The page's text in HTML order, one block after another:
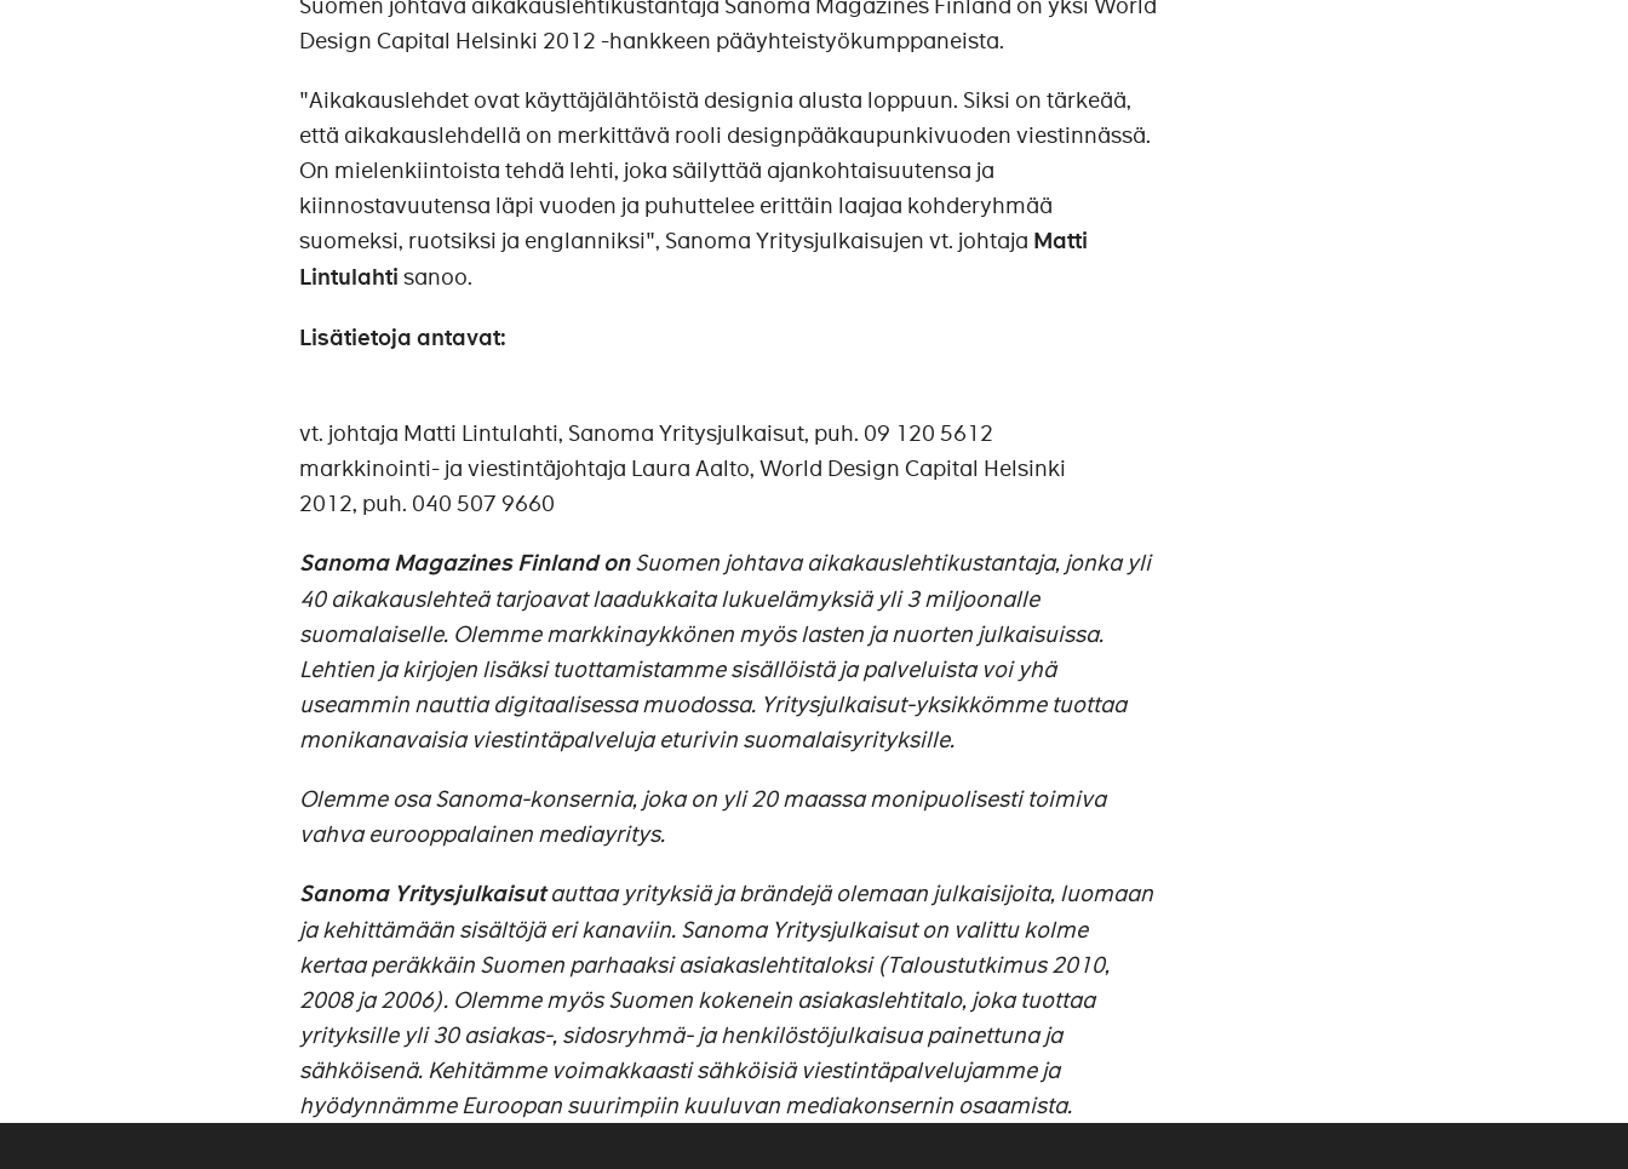
Design Capital Helsinki 2012 -hankkeen pääyhteistyökumppaneista.
"Aikakauslehdet ovat käyttäjälähtöistä designia alusta loppuun. Siksi on tärkeää,
että aikakauslehdellä on merkittävä rooli designpääkaupunkivuoden viestinnässä.
On mielenkiintoista tehdä lehti, joka säilyttää ajankohtaisuutensa ja
kiinnostavuutensa läpi vuoden ja puhuttelee erittäin laajaa kohderyhmää
suomeksi, ruotsiksi ja englanniksi", Sanoma Yritysjulkaisujen vt. johtaja Matti
Lintulahti sanoo.
Lisätietoja antavat:
vt. johtaja Matti Lintulahti, Sanoma Yritysjulkaisut, puh. 09 120 5612
markkinointi- ja viestintäjohtaja Laura Aalto, World Design Capital Helsinki
2012, puh. 040 507 9660
Sanoma Magazines Finland onSuomen johtava aikakauslehtikustantaja, jonka yli
40 aikakauslehteä tarjoavat laadukkaita lukuelämyksiä yli 3 miljoonalle
suomalaiselle. Olemme markkinaykkönen myös lasten ja nuorten julkaisuissa.
Lehtien ja kirjojen lisäksi tuottamistamme sisällöistä ja palveluista voi yhä
useammin nauttia digitaalisessa muodossa. Yritysjulkaisut-yksikkömme tuottaa
monikanavaisia viestintäpalveluja eturivin suomalaisyrityksille.
Olemme osa Sanoma-konsernia, joka on yli 20 maassa monipuolisesti toimiva
vahva eurooppalainen mediayritys.
Sanoma Yritysjulkaisutauttaa yrityksiä ja brändejä olemaan julkaisijoita, luomaan
ja kehittämään sisältöjä eri kanaviin. Sanoma Yritysjulkaisut on valittu kolme
kertaa peräkkäin Suomen parhaaksi asiakaslehtitaloksi (Taloustutkimus 2010,
2008 ja 2006). Olemme myös Suomen kokenein asiakaslehtitalo, joka tuottaa
yrityksille yli 30 asiakas-, sidosryhmä- ja henkilöstöjulkaisua painettuna ja
sähköisenä. Kehitämme voimakkaasti sähköisiä viestintäpalvelujamme ja
hyödynnämme Euroopan suurimpiin kuuluvan mediakonsernin osaamista.